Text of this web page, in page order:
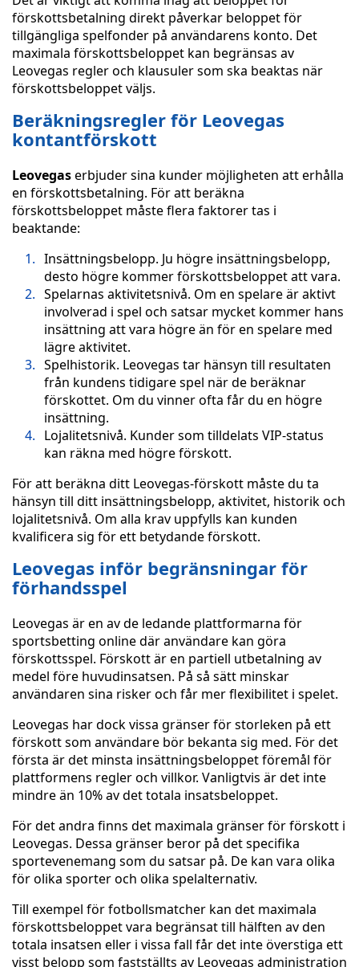
förskottsbetalning direkt påverkar beloppet för
tillgängliga spelfonder på användarens konto. Det
maximala förskottsbeloppet kan begränsas av
Leovegas regler och klausuler som ska beaktas när
förskottsbeloppet väljs.
Beräkningsregler för Leovegas
kontantförskott
Leovegaserbjuder sina kunder möjligheten att erhålla
en förskottsbetalning. För att beräkna
förskottsbeloppet måste flera faktorer tas i
beaktande:
Insättningsbelopp. Ju högre insättningsbelopp,
desto högre kommer förskottsbeloppet att vara.
Spelarnas aktivitetsnivå. Om en spelare är aktivt
involverad i spel och satsar mycket kommer hans
insättning att vara högre än för en spelare med
lägre aktivitet.
Spelhistorik. Leovegas tar hänsyn till resultaten
från kundens tidigare spel när de beräknar
förskottet. Om du vinner ofta får du en högre
insättning.
Lojalitetsnivå. Kunder som tilldelats VIP-status
kan räkna med högre förskott.
För att beräkna ditt Leovegas-förskott måste du ta
hänsyn till ditt insättningsbelopp, aktivitet, historik och
lojalitetsnivå. Om alla krav uppfylls kan kunden
kvalificera sig för ett betydande förskott.
Leovegas inför begränsningar för
förhandsspel
Leovegas är en av de ledande plattformarna för
sportsbetting online där användare kan göra
förskottsspel. Förskott är en partiell utbetalning av
medel före huvudinsatsen. På så sätt minskar
användaren sina risker och får mer flexibilitet i spelet.
Leovegas har dock vissa gränser för storleken på ett
förskott som användare bör bekanta sig med. För det
första är det minsta insättningsbeloppet föremål för
plattformens regler och villkor. Vanligtvis är det inte
mindre än 10% av det totala insatsbeloppet.
För det andra finns det maximala gränser för förskott i
Leovegas. Dessa gränser beror på det specifika
sportevenemang som du satsar på. De kan vara olika
för olika sporter och olika spelalternativ.
Till exempel för fotbollsmatcher kan det maximala
förskottsbeloppet vara begränsat till hälften av den
totala insatsen eller i vissa fall får det inte överstiga ett
visst belopp som fastställts av Leovegas administration